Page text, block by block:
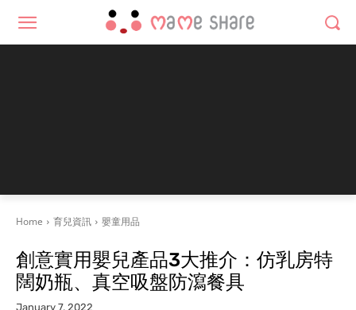
Home 育兒資訊 嬰童用品
創意實用嬰兒產品3大推介：仿乳房特
闊奶瓶、真空吸盤防瀉餐具
January 7, 2022